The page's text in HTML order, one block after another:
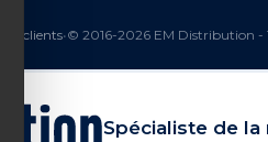
Avis clients•© 2016-2026 EM Distribution -
Spécialiste de